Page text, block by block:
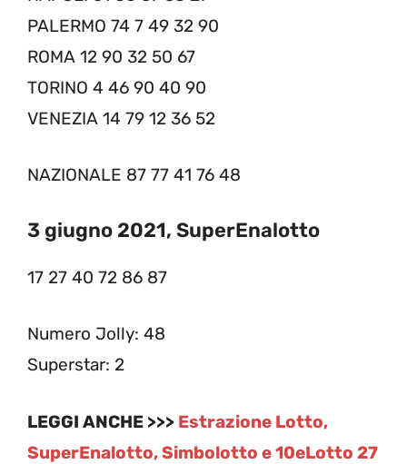
PALERMO 74 7 49 32 90
ROMA 12 90 32 50 67
TORINO 4 46 90 40 90
VENEZIA 14 79 12 36 52
NAZIONALE 87 77 41 76 48
3 giugno 2021, SuperEnalotto
17 27 40 72 86 87
Numero Jolly: 48
Superstar: 2
LEGGI ANCHE >>> Estrazione Lotto,
SuperEnalotto, Simbolotto e 10eLotto 27